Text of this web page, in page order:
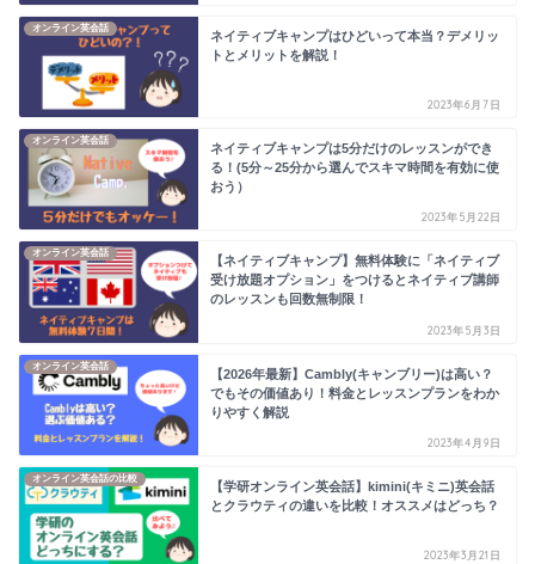
オンライン英会話
ネイティブキャンプはひどいって本当？デメリッ
トとメリットを解説！
2023年6月7日
オンライン英会話
ネイティブキャンプは5分だけのレッスンができ
る！(5分～25分から選んでスキマ時間を有効に使
おう）
2023年5月22日
オンライン英会話
【ネイティブキャンプ】無料体験に「ネイティブ
受け放題オプション」をつけるとネイティブ講師
のレッスンも回数無制限！
2023年5月3日
オンライン英会話
【2026年最新】Cambly(キャンブリー)は高い？
でもその価値あり！料金とレッスンプランをわか
りやすく解説
2023年4月9日
オンライン英会話の比較
【学研オンライン英会話】kimini(キミニ)英会話
とクラウティの違いを比較！オススメはどっち？
2023年3月21日